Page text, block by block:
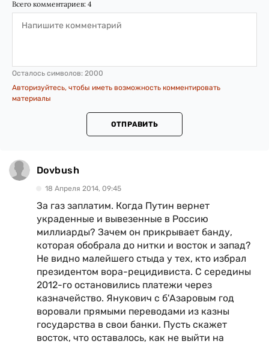
Всего комментариев: 4
Осталось символов: 2000
Авторизуйтесь, чтобы иметь возможность комментировать
материалы
ОТПРАВИТЬ
Dovbush
18 Апреля 2014, 09:45
За газ заплатим. Когда Путин вернет
украденные и вывезенные в Россию
миллиарды? Зачем он прикрывает банду,
которая обобрала до нитки и восток и запад?
Не видно малейшего стыда у тех, кто избрал
президентом вора-рецидивиста. С середины
2012-го остановились платежи через
казначейство. Янукович с б'Азаровым год
воровали прямыми переводами из казны
государства в свои банки. Пусть скажет
восток, что оставалось, как не выйти на